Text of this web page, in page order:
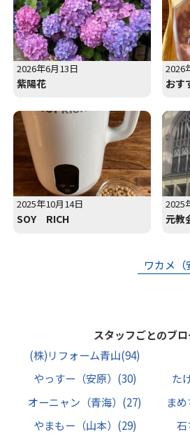
2026年6月13日
紫陽花
2026
おす
2025年10月14日
SOY RICH
2025
元教
ワカメ
スタッフごとのブ
(株)リフォーム青山(94)
やっすー（安原） (30) た
オーニャン（青海） (27) ま
やまもー（山本） (29) 石